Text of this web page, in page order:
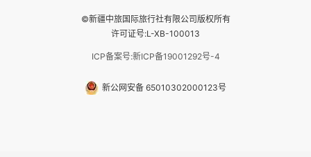
©新疆中旅国际旅行社有限公司版权所有
许可证号:L-XB-100013
ICP备案号:新ICP备19001292号-4
新公网安备 65010302000123号